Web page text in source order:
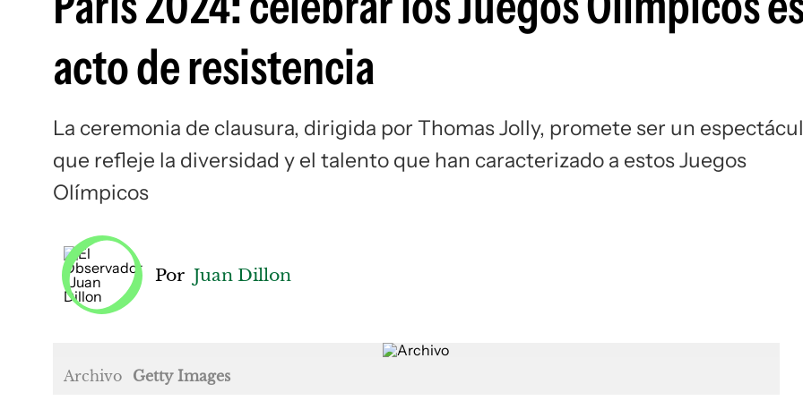
acto de resistencia
La ceremonia de clausura, dirigida por Thomas Jolly, promete ser un
que refleje la diversidad y el talento que han caracterizado a estos Juegos
Olímpicos
Por Juan Dillon
Archivo Getty Images